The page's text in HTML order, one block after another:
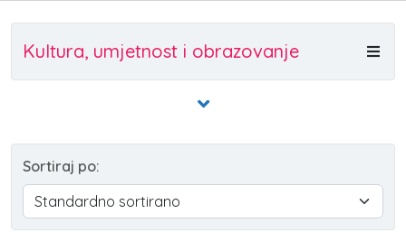
Kultura, umjetnost i obrazovanje
Sortiraj po: